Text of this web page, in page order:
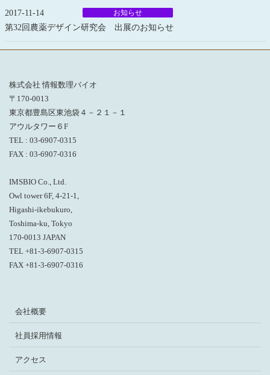
2017-11-14 お知らせ
第32回農薬デザイン研究会 出展のお知らせ
株式会社 情報数理バイオ
〒170-0013
東京都豊島区東池袋４－２１－１
アウルタワー６F
TEL : 03-6907-0315
FAX : 03-6907-0316
IMSBIO Co., Ltd.
Owl tower 6F, 4-21-1,
Higashi-ikebukuro,
Toshima-ku, Tokyo
170-0013 JAPAN
TEL +81-3-6907-0315
FAX +81-3-6907-0316
会社概要
社員採用情報
アクセス